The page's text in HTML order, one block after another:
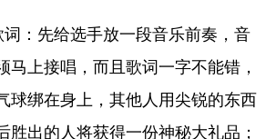
：先给选手放一段音乐前奏，音
马上接唱，而且歌词一字不能错，
球绑在身上，其他人用尖锐的东西
胜出的人将获得一份神秘大礼品；